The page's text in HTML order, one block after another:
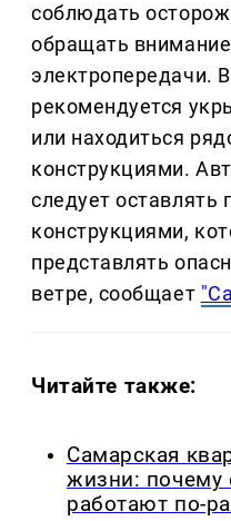
соблюдать
обращать
электропередачи.
рекомендуется
или находиться
конструкциями.
следует оставлять
конструкциями,
представлять
ветре, сообщает
Читайте также:
Самарская
жизни: почему
работают по-